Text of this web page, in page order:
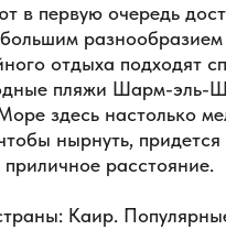
в первую очередь
разнообразием
отдыха подходят
пляжи Шарм-эль-
здесь настолько
нырнуть, придется
расстояние.
Каир.